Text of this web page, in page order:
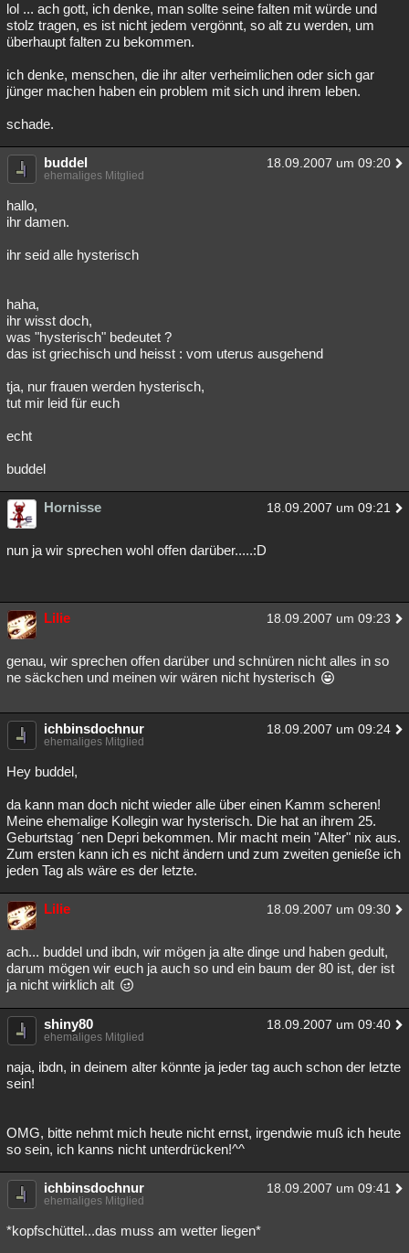
lol ... ach gott, ich denke, man sollte seine falten mit würde und
stolz tragen, es ist nicht jedem vergönnt, so alt zu werden, um
überhaupt falten zu bekommen.
ich denke, menschen, die ihr alter verheimlichen oder sich gar
jünger machen haben ein problem mit sich und ihrem leben.
schade.
buddel 18.09.2007 um 09:20
ehemaliges Mitglied
hallo,
ihr damen.
ihr seid alle hysterisch
haha,
ihr wisst doch,
was "hysterisch" bedeutet ?
das ist griechisch und heisst : vom uterus ausgehend
tja, nur frauen werden hysterisch,
tut mir leid für euch
echt
buddel
Hornisse 18.09.2007 um 09:21
nun ja wir sprechen wohl offen darüber.....:D
Lilie 18.09.2007 um 09:23
genau, wir sprechen offen darüber und schnüren nicht alles in so
ne säckchen und meinen wir wären nicht hysterisch
ichbinsdochnur 18.09.2007 um 09:24
ehemaliges Mitglied
Hey buddel,
da kann man doch nicht wieder alle über einen Kamm scheren!
Meine ehemalige Kollegin war hysterisch. Die hat an ihrem 25.
Geburtstag ´nen Depri bekommen. Mir macht mein "Alter" nix aus.
Zum ersten kann ich es nicht ändern und zum zweiten genieße ich
jeden Tag als wäre es der letzte.
Lilie 18.09.2007 um 09:30
ach... buddel und ibdn, wir mögen ja alte dinge und haben gedult,
darum mögen wir euch ja auch so und ein baum der 80 ist, der ist
ja nicht wirklich alt
shiny80 18.09.2007 um 09:40
ehemaliges Mitglied
naja, ibdn, in deinem alter könnte ja jeder tag auch schon der letzte
sein!
OMG, bitte nehmt mich heute nicht ernst, irgendwie muß ich heute
so sein, ich kanns nicht unterdrücken!^^
ichbinsdochnur 18.09.2007 um 09:41
ehemaliges Mitglied
*kopfschüttel...das muss am wetter liegen*